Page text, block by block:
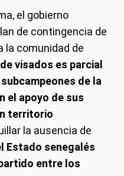
el gobierno
de contingencia de
la comunidad de
visados es parcial
de la
el apoyo de sus
territorio
la ausencia de
Estado senegalés
entre los